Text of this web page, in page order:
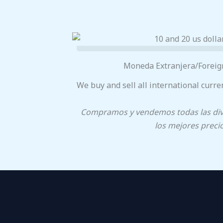
Moneda Extranjera/
We buy and sell all international
Compramos y vendemos todas las
los mejores